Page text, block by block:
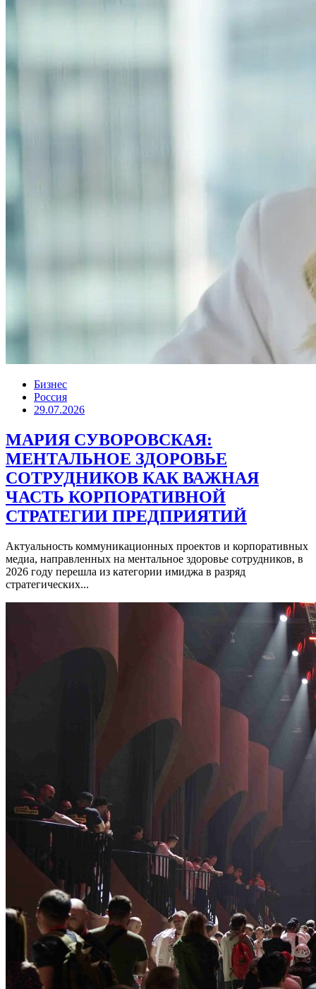
Бизнес
Россия
29.07.2026
МАРИЯ СУВОРОВСКАЯ:
МЕНТАЛЬНОЕ ЗДОРОВЬЕ
СОТРУДНИКОВ КАК ВАЖНАЯ
ЧАСТЬ КОРПОРАТИВНОЙ
СТРАТЕГИИ ПРЕДПРИЯТИЙ
Актуальность коммуникационных проектов и корпоративных
медиа, направленных на ментальное здоровье сотрудников, в
2026 году перешла из категории имиджа в разряд
стратегических...